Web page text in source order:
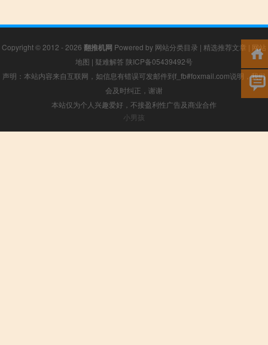
Copyright © 2012 - 2026 翻推机网 Powered by 网站分类目录 | 精选推荐文章 | 网站
地图 | 疑难解答 陕ICP备05439492号
声明：本站内容来自互联网，如信息有错误可发邮件到f_fb#foxmail.com说明，我们
会及时纠正，谢谢
本站仅为个人兴趣爱好，不接盈利性广告及商业合作
小男孩